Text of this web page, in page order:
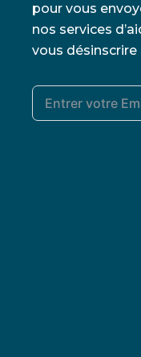
pour vous
nos services
vous